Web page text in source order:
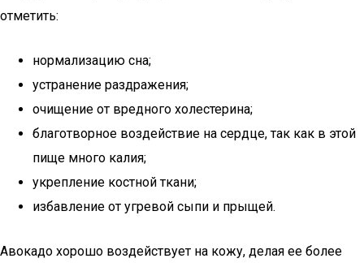
отметить:
нормализацию сна;
устранение раздражения;
очищение от вредного холестерина;
благотворное воздействие на сердце, так как в этой
пище много калия;
укрепление костной ткани;
избавление от угревой сыпи и прыщей.
Авокадо хорошо воздействует на кожу, делая ее более